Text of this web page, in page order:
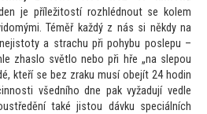
je příležitostí rozhlédnout se kolem
Téměř každý z nás si někdy na
toty a strachu při pohybu poslepu –
zhaslo světlo nebo při hře „na slepou
kteří se bez zraku musí obejít 24 hodin
všedního dne pak vyžadují vedle
také jistou dávku speciálních